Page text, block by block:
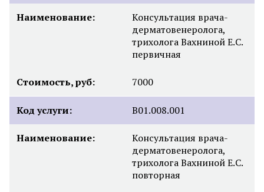
Наименование:
Консультация врача-
дерматовенеролога,
трихолога Вахниной Е.С.
первичная
Стоимость, руб: 7000
Код услуги: B01.008.001
Наименование:
Консультация врача-
дерматовенеролога,
трихолога Вахниной Е.С.
повторная